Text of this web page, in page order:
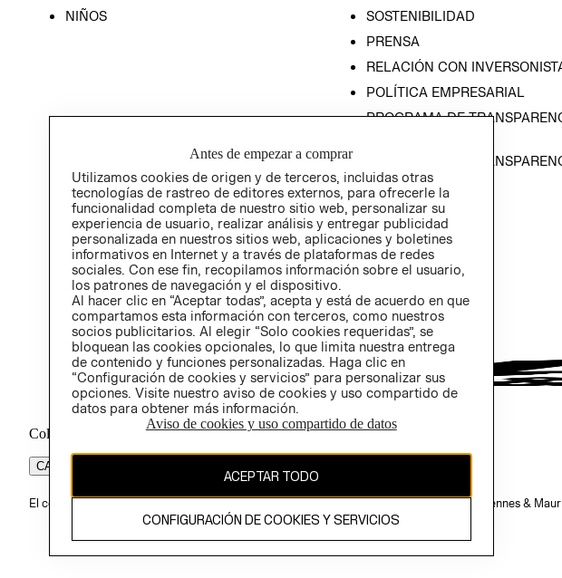
NIÑOS
SOSTENIBILIDAD
PRENSA
RELACIÓN CON
POLÍTICA EMPRESARIAL
PROGRAMA DE
PROGRAMA DE
ÉTICA (INGLÉS)
Colombia ($)
CAMBIAR REGIÓN
El contenido de esta página web está protegido por copyright y es propiedad de H&M Hennes &
Antes de empezar a comprar
Utilizamos cookies de origen y de terceros, incluidas otras
tecnologías de rastreo de editores externos, para ofrecerle la
funcionalidad completa de nuestro sitio web, personalizar su
experiencia de usuario, realizar análisis y entregar publicidad
personalizada en nuestros sitios web, aplicaciones y boletines
informativos en Internet y a través de plataformas de redes
sociales. Con ese fin, recopilamos información sobre el usuario,
los patrones de navegación y el dispositivo.
Al hacer clic en “Aceptar todas”, acepta y está de acuerdo en que
compartamos esta información con terceros, como nuestros
socios publicitarios. Al elegir “Solo cookies requeridas”, se
bloquean las cookies opcionales, lo que limita nuestra entrega
de contenido y funciones personalizadas. Haga clic en
“Configuración de cookies y servicios” para personalizar sus
opciones. Visite nuestro aviso de cookies y uso compartido de
datos para obtener más información.
Aviso de cookies y uso compartido de datos
ACEPTAR TODO
CONFIGURACIÓN DE COOKIES Y SERVICIOS